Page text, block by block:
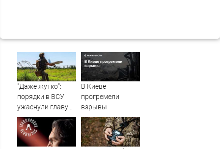
"Даже жутко":
порядки в ВСУ
ужаснули главу
британской
армии
В Киеве
прогремели
взрывы